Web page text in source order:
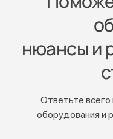
нюансы и
Ответьте всего
оборудования и